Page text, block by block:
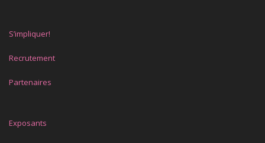
S’impliquer!
Recrutement
Partenaires
Exposants